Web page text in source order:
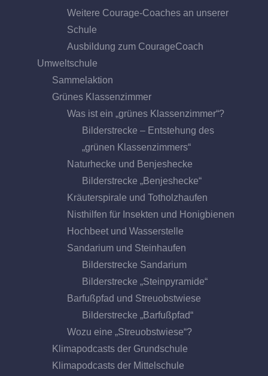
Weitere Courage-Coaches an unserer
Schule
Ausbildung zum CourageCoach
Umweltschule
Sammelaktion
Grünes Klassenzimmer
Was ist ein „grünes Klassenzimmer“?
Bilderstrecke – Entstehung des
„grünen Klassenzimmers“
Naturhecke und Benjeshecke
Bilderstrecke „Benjeshecke“
Kräuterspirale und Totholzhaufen
Nisthilfen für Insekten und Honigbienen
Hochbeet und Wasserstelle
Sandarium und Steinhaufen
Bilderstrecke Sandarium
Bilderstrecke „Steinpyramide“
Barfußpfad und Streuobstwiese
Bilderstrecke „Barfußpfad“
Wozu eine „Streuobstwiese“?
Klimapodcasts der Grundschule
Klimapodcasts der Mittelschule